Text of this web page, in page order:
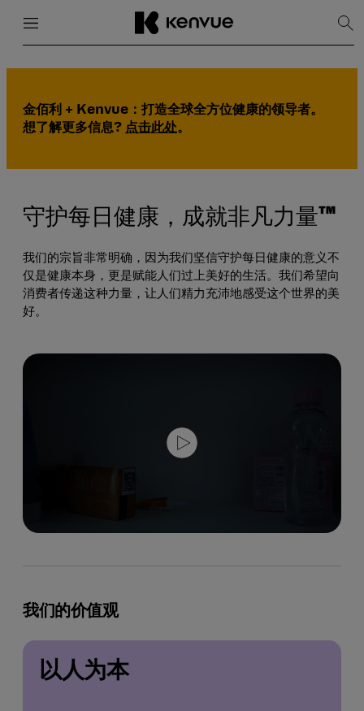
显
示
索
金佰利 + Kenvue：打造全球全方位健康的领导者。
想了解更多信息? 点击此处。
守护每日健康，成就非凡力量™
我们的宗旨非常明确，因为我们坚信守护每日健康的意义不
仅是健康本身，更是赋能人们过上美好的生活。我们希望向
消费者传递这种力量，让人们精力充沛地感受这个世界的美
好。
我们的价值观
以人为本